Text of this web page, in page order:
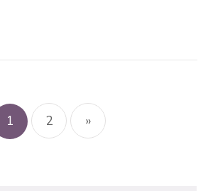
Berichtnavigatie
1 2 »